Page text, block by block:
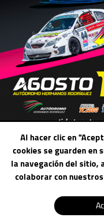
Al hacer clic en
cookies se guarden en
la navegación del sitio,
colaborar con